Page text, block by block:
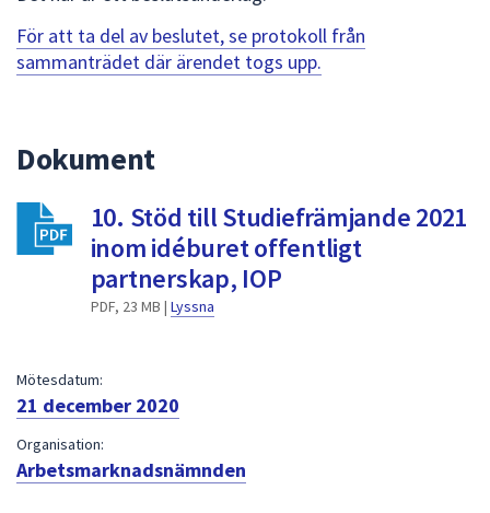
att
navigera
mellan
att
välja
något
För att ta del av beslutet, se protokoll från
sammanträdet där ärendet togs upp.
Dokument
10. Stöd till Studiefrämjande 2021
inom idéburet offentligt
partnerskap, IOP
PDF, 23 MB | Lyssna
Mötesdatum:
21 december 2020
Organisation:
Arbetsmarknadsnämnden